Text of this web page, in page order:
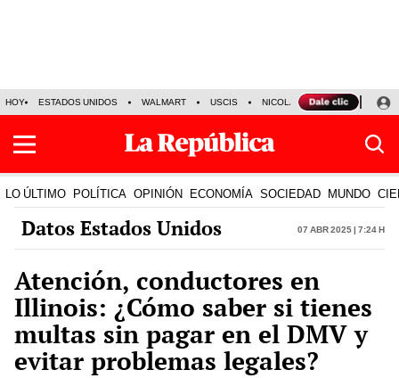
HOY ESTADOS UNIDOS WALMART USCIS NICOLÁS MADURO P-8
LO ÚLTIMO POLÍTICA OPINIÓN ECONOMÍA SOCIEDAD MUNDO
Datos Estados Unidos 07 Abr 2025 | 7:24 h
Atención, conductores en
Illinois: ¿Cómo saber si tienes
multas sin pagar en el DMV y
evitar problemas legales?